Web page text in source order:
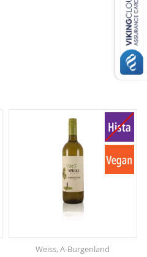
Weiss, A-Burgenland